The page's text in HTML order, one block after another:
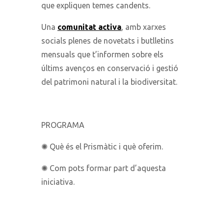
que expliquen temes candents.
Una comunitat activa, amb xarxes
socials plenes de novetats i butlletins
mensuals que t’informen sobre els
últims avenços en conservació i gestió
del patrimoni natural i la biodiversitat.
PROGRAMA
✺ Què és el Prismàtic i què oferim.
✺ Com pots formar part d’aquesta
iniciativa.